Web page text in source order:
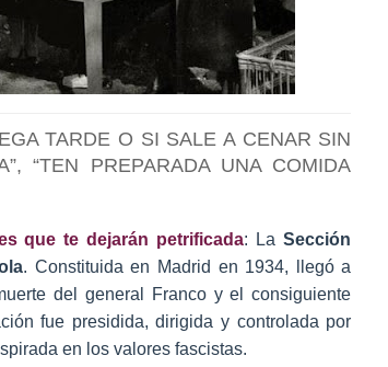
TARDE O SI SALE A CENAR SIN
“TEN PREPARADA UNA COMIDA
que te dejarán petrificada: LaSección
. Constituida en Madrid en 1934, llegó a
del general Franco y el consiguiente
fue presidida, dirigida y controlada por
en los valores fascistas.